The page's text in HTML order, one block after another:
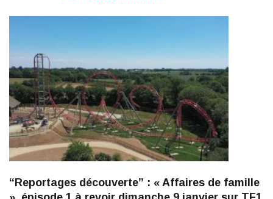
“Reportages découverte” : « Affaires de famille